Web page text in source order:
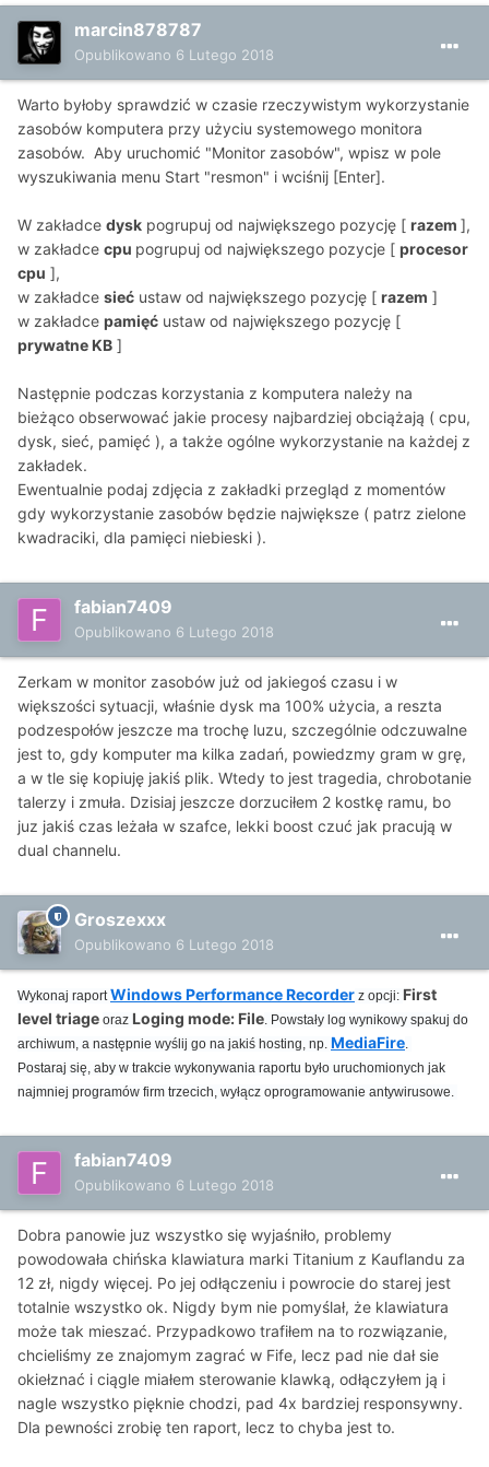
marcin878787
Opublikowano 6 Lutego 2018
Warto byłoby sprawdzić w czasie rzeczywistym wykorzystanie
zasobów komputera przy użyciu systemowego monitora
zasobów. Aby uruchomić "Monitor zasobów", wpisz w pole
wyszukiwania menu Start "resmon" i wciśnij [Enter].
W zakładce dysk pogrupuj od największego pozycję [ razem ],
w zakładce cpu pogrupuj od największego pozycje [ procesor
cpu ],
w zakładce sieć ustaw od największego pozycję [ razem ]
w zakładce pamięć ustaw od największego pozycję [
prywatne KB ]
Następnie podczas korzystania z komputera należy na
bieżąco obserwować jakie procesy najbardziej obciążają ( cpu,
dysk, sieć, pamięć ), a także ogólne wykorzystanie na każdej z
zakładek.
Ewentualnie podaj zdjęcia z zakładki przegląd z momentów
gdy wykorzystanie zasobów będzie największe ( patrz zielone
kwadraciki, dla pamięci niebieski ).
fabian7409
Opublikowano 6 Lutego 2018
Zerkam w monitor zasobów już od jakiegoś czasu i w
większości sytuacji, właśnie dysk ma 100% użycia, a reszta
podzespołów jeszcze ma trochę luzu, szczególnie odczuwalne
jest to, gdy komputer ma kilka zadań, powiedzmy gram w grę,
a w tle się kopiuję jakiś plik. Wtedy to jest tragedia, chrobotanie
talerzy i zmuła. Dzisiaj jeszcze dorzuciłem 2 kostkę ramu, bo
juz jakiś czas leżała w szafce, lekki boost czuć jak pracują w
dual channelu.
Groszexxx
Opublikowano 6 Lutego 2018
Wykonaj raportWindows Performance Recorder z opcji: First
level triage oraz Loging mode: File. Powstały log wynikowy spakuj do
archiwum, a następnie wyślij go na jakiś hosting, np. MediaFire.
Postaraj się, aby w trakcie wykonywania raportu było uruchomionych jak
najmniej programów firm trzecich, wyłącz oprogramowanie antywirusowe.
fabian7409
Opublikowano 6 Lutego 2018
Dobra panowie juz wszystko się wyjaśniło, problemy
powodowała chińska klawiatura marki Titanium z Kauflandu za
12 zł, nigdy więcej. Po jej odłączeniu i powrocie do starej jest
totalnie wszystko ok. Nigdy bym nie pomyślał, że klawiatura
może tak mieszać. Przypadkowo trafiłem na to rozwiązanie,
chcieliśmy ze znajomym zagrać w Fife, lecz pad nie dał sie
okiełznać i ciągle miałem sterowanie klawką, odłączyłem ją i
nagle wszystko pięknie chodzi, pad 4x bardziej responsywny.
Dla pewności zrobię ten raport, lecz to chyba jest to.